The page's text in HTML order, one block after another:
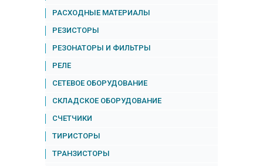
РАСХОДНЫЕ МАТЕРИАЛЫ
РЕЗИСТОРЫ
РЕЗОНАТОРЫ И ФИЛЬТРЫ
РЕЛЕ
СЕТЕВОЕ ОБОРУДОВАНИЕ
СКЛАДСКОЕ ОБОРУДОВАНИЕ
СЧЕТЧИКИ
ТИРИСТОРЫ
ТРАНЗИСТОРЫ